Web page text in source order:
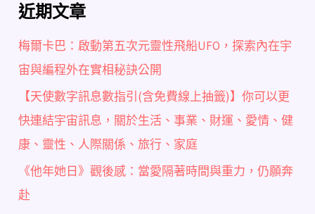
近期文章
梅爾卡巴：啟動第五次元靈性飛船UFO，探索內在宇
宙與編程外在實相秘訣公開
【天使數字訊息數指引(含免費線上抽籤)】你可以更
快連結宇宙訊息，關於生活、事業、財運、愛情、健
康、靈性、人際關係、旅行、家庭
《他年她日》觀後感：當愛隔著時間與重力，仍願奔
赴